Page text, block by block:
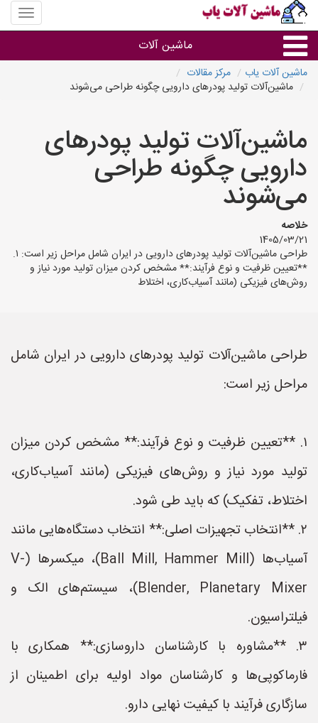
منوی
سایت
آلات
ماشین آلات
ماشین آلات
سایر گروه ها
ماشین آلات
ماشین آلات یاب
مرکز مقالات
ماشین‌آلات تولید پودرهای دارویی چگونه طراحی می‌شوند
ماشین‌آلات تولید پودرهای
دارویی چگونه طراحی
می‌شوند
خلاصه
1405/03/21
طراحی ماشین‌آلات تولید پودرهای دارویی در ایران شامل مراحل زیر است: ۱.
**تعیین ظرفیت و نوع فرآیند:** مشخص کردن میزان تولید مورد نیاز و
روش‌های فیزیکی (مانند آسیاب‌کاری، اختلاط
طراحی ماشین‌آلات تولید پودرهای دارویی در ایران شامل
مراحل زیر است:
۱. **تعیین ظرفیت و نوع فرآیند:** مشخص کردن میزان
تولید مورد نیاز و روش‌های فیزیکی (مانند آسیاب‌کاری،
اختلاط، تفکیک) که باید طی شود.
۲. **انتخاب تجهیزات اصلی:** انتخاب دستگاه‌هایی مانند
آسیاب‌ها (Ball Mill, Hammer Mill)، میکسرها (V-
Blender, Planetary Mixer)، سیستم‌های الک و
فیلتراسیون.
۳. **مشاوره با کارشناسان داروسازی:** همکاری با
فارماکوپی‌ها و کارشناسان مواد اولیه برای اطمینان از
سازگاری فرآیند با کیفیت نهایی دارو.